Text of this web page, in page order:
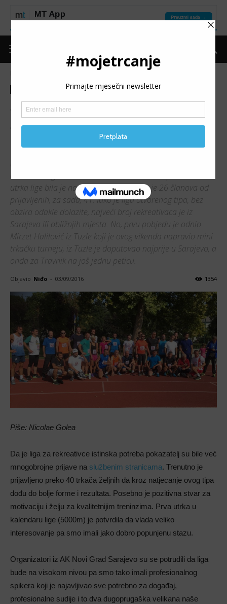
Startala rekreativna liga u
Sarajevu – pobjedu na
5000m odnio Tuzlak
Na SRC Safet Zajko Halilovići ove subote je startala dugo
očekivana liga za rekreativce. Prva od sveukupno dvanaest
utrka lige bila je na 5000m, a istrčalo ju je 26 članova od
prijavljenih, za sada, 41. Iako je liga otvorenog tipa, bez
obzira odakle dolazite, najveći broj rekreativaca je iz
Sarajeva ili obližnjih mjesta. No, prvu pobjedu je odnio
Mirzet Halilović iz Tuzle koji je ovog vikenda napravio mini
trkačku turneju, iz Tuzle je doputovao najprije u Sarajevo, a
onda za Travnik na još jednu peticu.
Objavio Niđo - 03/09/2016 1354
Piše: Nicolae Golea
Da je liga za rekreativce istinska potreba pokazatelj su bile već
mnogobrojne prijave na službenim stranicama. Trenutno je
prijavljeno preko 40 trkača željnih da kroz natjecanje ovog tipa
dođu do bolje forme i rezultata. Posebno je pozitivna stvar za
motivaciju i želju za kvalitetnijim treninzima. Prva utrka u
kalendaru lige (5000m) je potvrdila da vlada veliko
interesovanje pa smo imali jako dobro popunjenu stazu.
Organizatori iz AK Novi Grad Sarajevo su se potrudili da liga
bude na visokom nivou pa smo tako imali profesionalnog
spikera koji je najavljivao sve potrebno za događaj,
profesionalne sudije i to dva dugoprugaška velikana naše